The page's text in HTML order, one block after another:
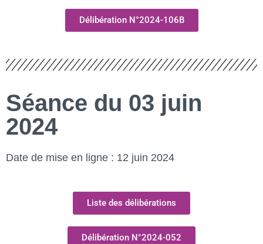
Délibération N°2024-106B
Séance du 03 juin
2024
Date de mise en ligne : 12 juin 2024
Liste des délibérations
Délibération N°2024-052